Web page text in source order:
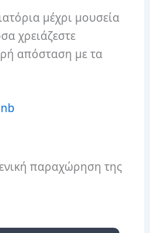
μέχρι μουσεία
χρειάζεστε
απόσταση με τα
παραχώρηση της